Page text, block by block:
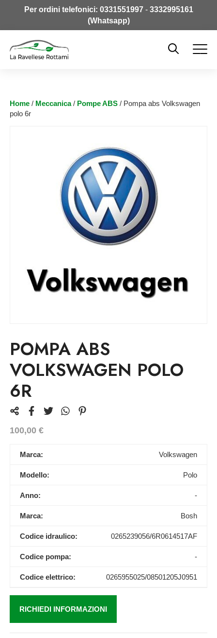
Per ordini telefonici: 0331551997- 3332995161
(Whatsapp)
Home / Meccanica/ Pompe ABS / Pompa abs Volkswagen
polo 6r
POMPA ABS
VOLKSWAGEN POLO
6R
100,00 €
Marca: Volkswagen
Modello: Polo
Anno: -
Marca: Bosh
Codice idraulico: 0265239056/6R0614517AF
Codice pompa: -
Codice elettrico: 0265955025/08501205J0951
RICHIEDI INFORMAZIONI